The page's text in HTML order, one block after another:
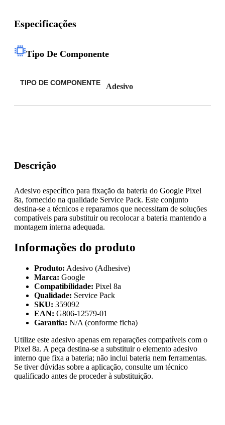
Descrição
Adesivo específico para fixação da bateria do Google Pixel
8a, fornecido na qualidade Service Pack. Este conjunto
destina-se a técnicos e reparamos que necessitam de soluções
compatíveis para substituir ou recolocar a bateria mantendo a
montagem interna adequada.
Informações do produto
Produto: Adesivo (Adhesive)
Marca: Google
Compatibilidade: Pixel 8a
Qualidade: Service Pack
SKU: 359092
EAN: G806-12579-01
Garantia: N/A (conforme ficha)
Utilize este adesivo apenas em reparações compatíveis com o
Pixel 8a. A peça destina-se a substituir o elemento adesivo
interno que fixa a bateria; não inclui bateria nem ferramentas.
Se tiver dúvidas sobre a aplicação, consulte um técnico
qualificado antes de proceder à substituição.
Especificações
Tipo De Componente
TIPO DE COMPONENTE Adesivo